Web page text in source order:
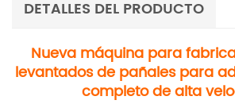
DETALLES DEL PRODUCTO
Nueva máquina para
levantados de pañales para
completo de alta